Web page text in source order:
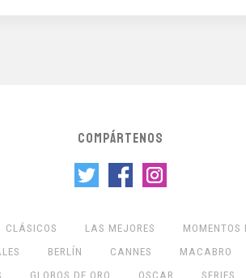
COMPÁRTENOS
CLÁSICOS LAS MEJORES MOMENTOS
BERLÍN CANNES MACABRO
GLOBOS DE ORO OSCAR SERIES